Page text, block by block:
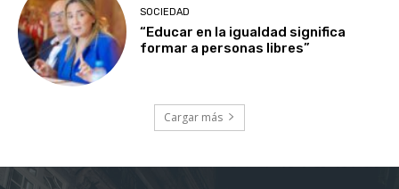
SOCIEDAD
“Educar en la igualdad significa
formar a personas libres”
Cargar más